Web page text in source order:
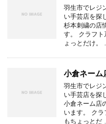
羽生市でレジ
い手芸店を探
杉本刺繍の店
す。 クラフト
ょっとだけ。
小倉ネーム
羽生市でレジ
い手芸店を探
小倉ネーム店
います。 ク
もちょっとだ